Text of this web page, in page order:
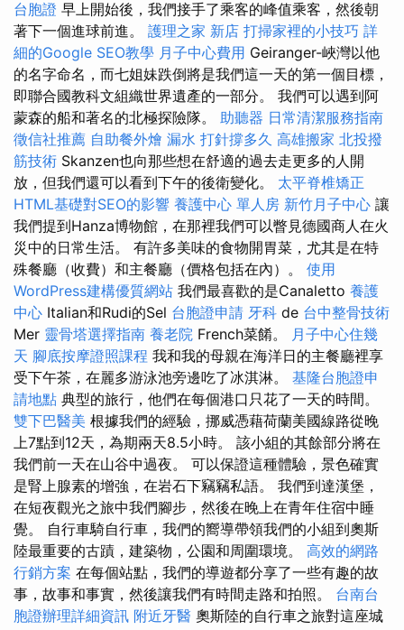
台胞證 早上開始後，我們接手了乘客的峰值乘客，然後朝
著下一個進球前進。 護理之家 新店 打掃家裡的小技巧 詳
細的Google SEO教學 月子中心費用 Geiranger-峽灣以他
的名字命名，而七姐妹跌倒將是我們這一天的第一個目標，
即聯合國教科文組織世界遺產的一部分。 我們可以遇到阿
蒙森的船和著名的北極探險隊。 助聽器 日常清潔服務指南
徵信社推薦 自助餐外燴 漏水 打針撐多久 高雄搬家 北投撥
筋技術 Skanzen也向那些想在舒適的過去走更多的人開
放，但我們還可以看到下午的後衛變化。 太平脊椎矯正
HTML基礎對SEO的影響 養護中心 單人房 新竹月子中心 讓
我們提到Hanza博物館，在那裡我們可以瞥見德國商人在火
災中的日常生活。 有許多美味的食物開胃菜，尤其是在特
殊餐廳（收費）和主餐廳（價格包括在內）。 使用
WordPress建構優質網站 我們最喜歡的是Canaletto 養護
中心 Italian和Rudi的Sel 台胞證申請 牙科 de 台中整骨技術
Mer 靈骨塔選擇指南 養老院 French菜餚。 月子中心住幾
天 腳底按摩證照課程 我和我的母親在海洋日的主餐廳裡享
受下午茶，在麗多游泳池旁邊吃了冰淇淋。 基隆台胞證申
請地點 典型的旅行，他們在每個港口只花了一天的時間。
雙下巴醫美 根據我們的經驗，挪威憑藉荷蘭美國線路從晚
上7點到12天，為期兩天8.5小時。 該小組的其餘部分將在
我們前一天在山谷中過夜。 可以保證這種體驗，景色確實
是腎上腺素的增強，在岩石下竊竊私語。 我們到達漢堡，
在短夜觀光之旅中我們腳步，然後在晚上在青年住宿中睡
覺。 自行車騎自行車，我們的嚮導帶領我們的小組到奧斯
陸最重要的古蹟，建築物，公園和周圍環境。 高效的網路
行銷方案 在每個站點，我們的導遊都分享了一些有趣的故
事，故事和事實，然後讓我們有時間走路和拍照。 台南台
胞證辦理詳細資訊 附近牙醫 奧斯陸的自行車之旅對這座城